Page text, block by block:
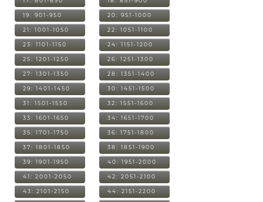
19: 901-950 20: 951-1000
21: 1001-1050 22: 1051-1100
23: 1101-1150 24: 1151-1200
25: 1201-1250 26: 1251-1300
27: 1301-1350 28: 1351-1400
29: 1401-1450 30: 1451-1500
31: 1501-1550 32: 1551-1600
33: 1601-1650 34: 1651-1700
35: 1701-1750 36: 1751-1800
37: 1801-1850 38: 1851-1900
39: 1901-1950 40: 1951-2000
41: 2001-2050 42: 2051-2100
43: 2101-2150 44: 2151-2200